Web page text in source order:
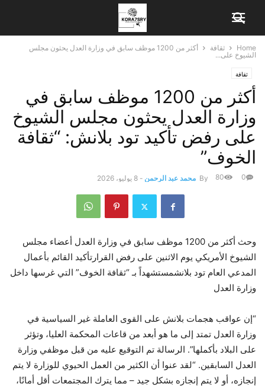
Home ثقافة
أكثر من 1200 موظف سابق في وزارة العدل يحثون مجلس
الشيوخ على...
ثقافة
أكثر من 1200 موظف سابق في
وزارة العدل يحثون مجلس الشيوخ
على رفض تأكيد تود بلانش: “ثقافة
الخوف”
By محمد عبد الرحمن - 8 يوليو، 2026 0
80
وحث أكثر من 1200 موظف سابق في وزارة العدل أعضاء مجلس
الشيوخ الأمريكي يوم الاثنين على رفض القرار تأكيد القائم بأعمال
المدعي العام تود بلانشمستشهداً بـ “ثقافة الخوف” التي غرسها داخل
وزارة العدل
“إن عواقب هجمات بلانش على القوى العاملة غير السياسية في
وزارة العدل تمتد إلى ما هو أبعد من قاعات المحكمة العليا، وتؤثر
على البلاد بأكملها”. الرسالة تم التوقيع عليه من قبل موظفي وزارة
العدل السابقين. “لقد عنوا أن الكثير من العمل الحيوي للوزارة لا يتم
إنجازه، أو لا يتم إنجازه بشكل جيد – مما يترك المجتمعات أقل أمانًا،